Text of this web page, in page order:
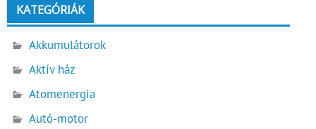
KATEGÓRIÁK
Akkumulátorok
Aktív ház
Atomenergia
Autó-motor